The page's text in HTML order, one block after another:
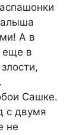
А в
еще в
Сашке.
с двумя
не